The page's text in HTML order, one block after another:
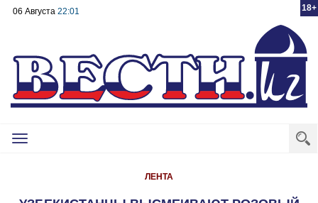
18+
06 Августа 22:01
Toggle
ЛЕНТА